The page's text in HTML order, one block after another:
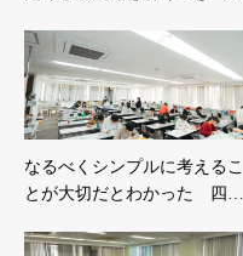
なるべくシンプルに考えるこ
とが大切だとわかった 四…